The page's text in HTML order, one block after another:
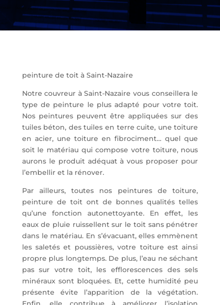
peinture de toit à Saint-Nazaire
Notre couvreur à Saint-Nazaire vous conseillera le
type de peinture le plus adapté pour votre toit.
Nos peintures peuvent être appliquées sur des
tuiles béton, des tuiles en terre cuite, une toiture
en acier, une toiture en fibrociment… quel que
soit le matériau qui compose votre toiture, nous
aurons le produit adéquat à vous proposer pour
l’embellir et la rénover.
Par ailleurs, toutes nos peintures de toiture,
peinture de toit ont de bonnes qualités telles
qu’une fonction autonettoyante. En effet, les
eaux de pluie ruissellent sur le toit sans pénétrer
dans le matériau. En s’évacuant, elles emmènent
les saletés et poussières, votre toiture est ainsi
propre plus longtemps. De plus, l’eau ne séchant
pas sur votre toit, les efflorescences des sels
minéraux sont bloquées. Et, cette humidité peu
présente évite l’apparition de la végétation.